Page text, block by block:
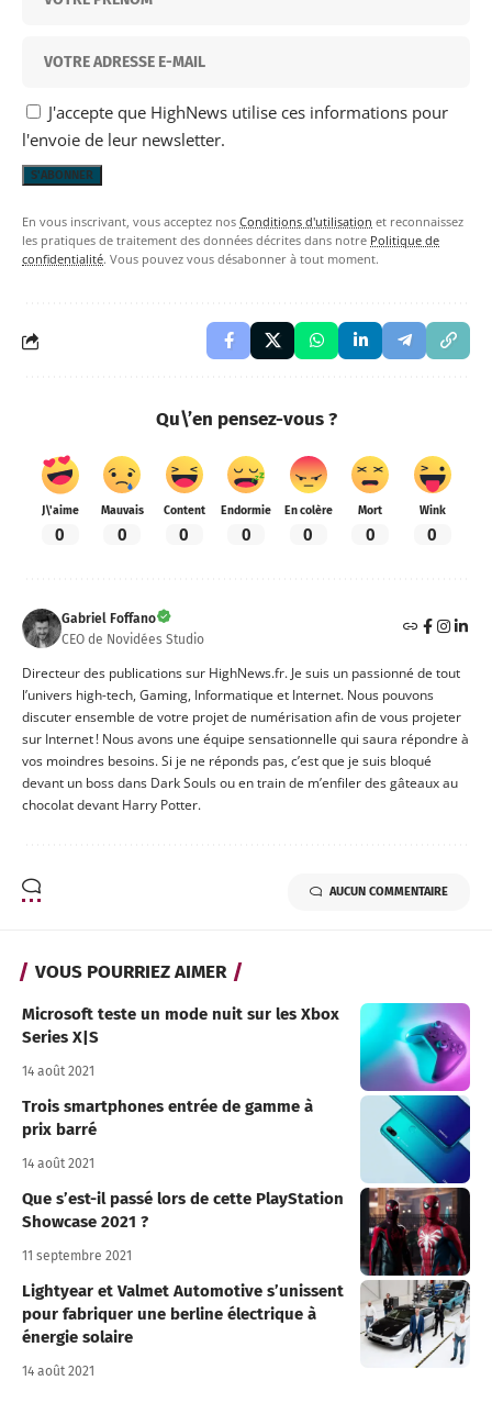
J'accepte que HighNews utilise ces informations pour
l'envoie de leur newsletter.
En vous inscrivant, vous acceptez nos Conditions d'utilisation et reconnaissez
les pratiques de traitement des données décrites dans notre Politique de
confidentialité. Vous pouvez vous désabonner à tout moment.
Qu\’en pensez-vous ?
J\'aime
0
Mauvais
0
Content
0
Endormie
0
En colère
0
Mort
0
Wink
0
Gabriel Foffano
CEO de Novidées Studio
Directeur des publications sur HighNews.fr. Je suis un passionné de tout
l’univers high-tech, Gaming, Informatique et Internet. Nous pouvons
discuter ensemble de votre projet de numérisation afin de vous projeter
sur Internet ! Nous avons une équipe sensationnelle qui saura répondre à
vos moindres besoins. Si je ne réponds pas, c’est que je suis bloqué
devant un boss dans Dark Souls ou en train de m’enfiler des gâteaux au
chocolat devant Harry Potter.
AUCUN COMMENTAIRE
VOUS POURRIEZ AIMER
Microsoft teste un mode nuit sur les Xbox
Series X|S
14 août 2021
Trois smartphones entrée de gamme à
prix barré
14 août 2021
Que s’est-il passé lors de cette PlayStation
Showcase 2021 ?
11 septembre 2021
Lightyear et Valmet Automotive s’unissent
pour fabriquer une berline électrique à
énergie solaire
14 août 2021